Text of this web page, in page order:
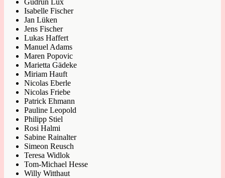
Isabelle Fischer
Jan Lüken
Jens Fischer
Lukas Haffert
Manuel Adams
Maren Popovic
Marietta Gädeke
Miriam Hauft
Nicolas Eberle
Nicolas Friebe
Patrick Ehmann
Pauline Leopold
Philipp Stiel
Rosi Halmi
Sabine Rainalter
Simeon Reusch
Teresa Widlok
Tom-Michael Hesse
Willy Witthaut